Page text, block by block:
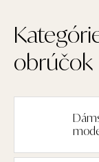
obrúčok